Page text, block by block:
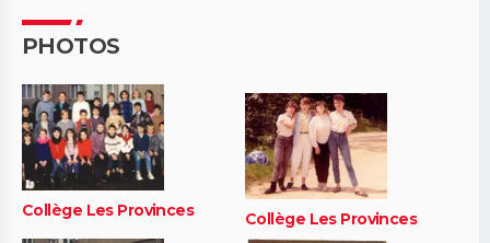
PHOTOS
Collège Les Provinces Collège Les Provinces